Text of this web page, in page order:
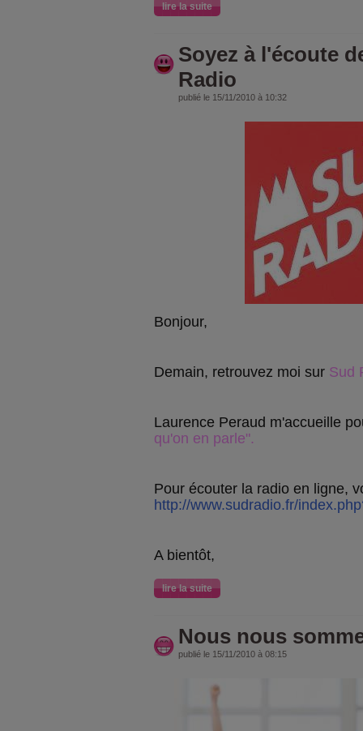
lire la suite
Soyez à l'écoute
Radio
publié le 15/11/2010 à 10:32
Bonjour,
Demain, retrouvez moi sur Sud
Laurence Peraud m'accueille
qu'on en parle".
Pour écouter la radio en ligne,
http://www.sudradio.fr/
A bientôt,
lire la suite
Nous nous
publié le 15/11/2010 à 08:15